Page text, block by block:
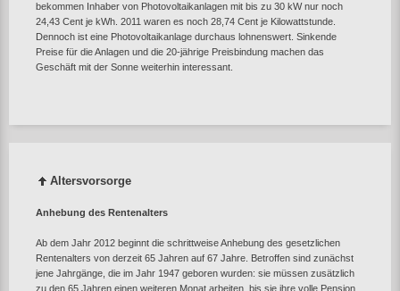
bekommen Inhaber von Photovoltaikanlagen mit bis zu 30 kW nur noch
24,43 Cent je kWh. 2011 waren es noch 28,74 Cent je Kilowattstunde.
Dennoch ist eine Photovoltaikanlage durchaus lohnenswert. Sinkende
Preise für die Anlagen und die 20-jährige Preisbindung machen das
Geschäft mit der Sonne weiterhin interessant.
Altersvorsorge
Anhebung des Rentenalters
Ab dem Jahr 2012 beginnt die schrittweise Anhebung des gesetzlichen
Rentenalters von derzeit 65 Jahren auf 67 Jahre. Betroffen sind zunächst
jene Jahrgänge, die im Jahr 1947 geboren wurden: sie müssen zusätzlich
zu den 65 Jahren einen weiteren Monat arbeiten, bis sie ihre volle Pension